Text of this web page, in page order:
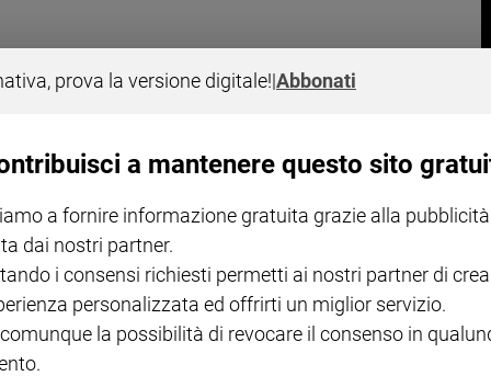
ricette. Impariamo a cucinarla e a portarla in tavola
di Asti
prova la versione digitale!|Abbonati
a mantenere questo sito
a fornire informazione gratuita grazie alla pubblicità
dai nostri partner.
i consensi richiesti permetti ai nostri partner di
personalizzata ed offrirti un miglior servizio.
la possibilità di revocare il consenso in